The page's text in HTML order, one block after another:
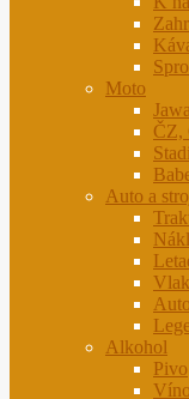
Moto
ČZ,
Auto a
Alkohol
Pivo
Víno